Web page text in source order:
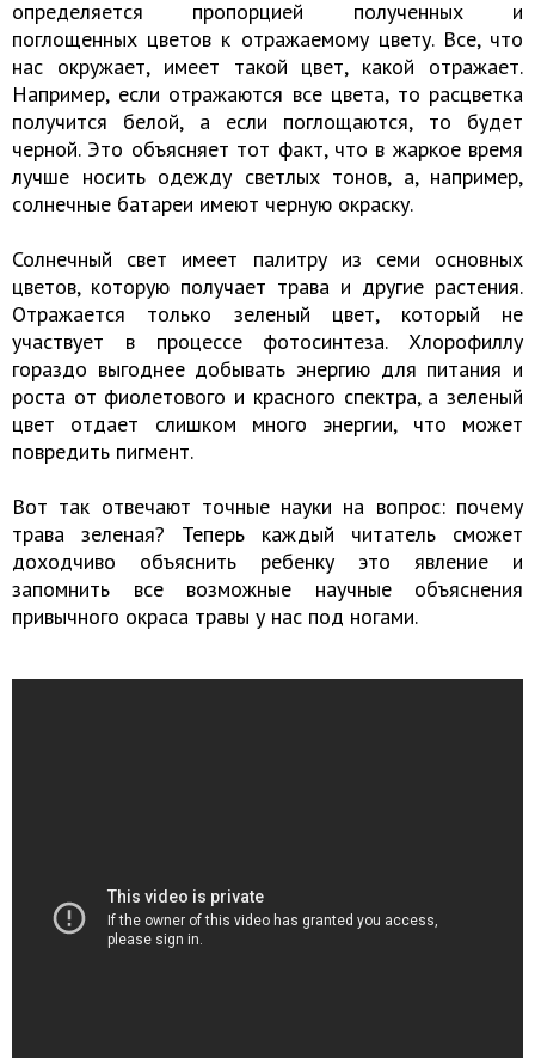
определяется пропорцией полученных и
поглощенных цветов к отражаемому цвету. Все, что
нас окружает, имеет такой цвет, какой отражает.
Например, если отражаются все цвета, то расцветка
получится белой, а если поглощаются, то будет
черной. Это объясняет тот факт, что в жаркое время
лучше носить одежду светлых тонов, а, например,
солнечные батареи имеют черную окраску.
Солнечный свет имеет палитру из семи основных
цветов, которую получает трава и другие растения.
Отражается только зеленый цвет, который не
участвует в процессе фотосинтеза. Хлорофиллу
гораздо выгоднее добывать энергию для питания и
роста от фиолетового и красного спектра, а зеленый
цвет отдает слишком много энергии, что может
повредить пигмент.
Вот так отвечают точные науки на вопрос: почему
трава зеленая? Теперь каждый читатель сможет
доходчиво объяснить ребенку это явление и
запомнить все возможные научные объяснения
привычного окраса травы у нас под ногами.